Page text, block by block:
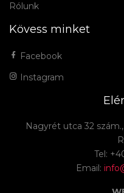
Rólunk
Kövess minket
Facebook
Instagram
Nagyrét utca 32
Tel:
Email: